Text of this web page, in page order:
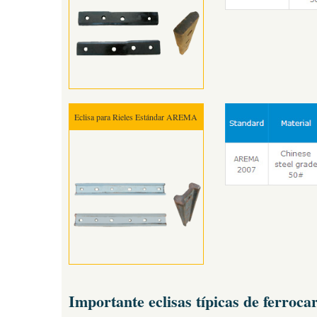
Eclisa para Rieles Estándar AREMA
Importante eclisas típicas de